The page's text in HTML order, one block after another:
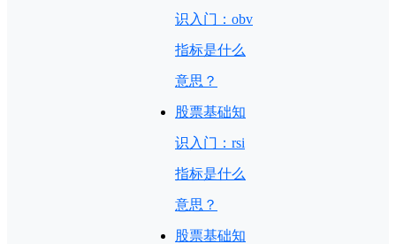
识入门：obv
指标是什么
意思？
股票基础知
识入门：rsi
指标是什么
意思？
股票基础知